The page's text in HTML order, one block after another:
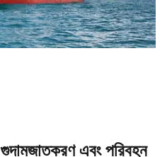
এবং পরিবহন